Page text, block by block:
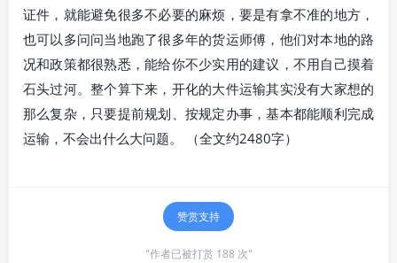
证件，就能避免很多不必要的麻烦，要是有拿不准的地方，
也可以多问问当地跑了很多年的货运师傅，他们对本地的路
况和政策都很熟悉，能给你不少实用的建议，不用自己摸着
石头过河。整个算下来，开化的大件运输其实没有大家想的
那么复杂，只要提前规划、按规定办事，基本都能顺利完成
运输，不会出什么大问题。 （全文约2480字）
赞赏支持
"作者已被打赏 188 次"